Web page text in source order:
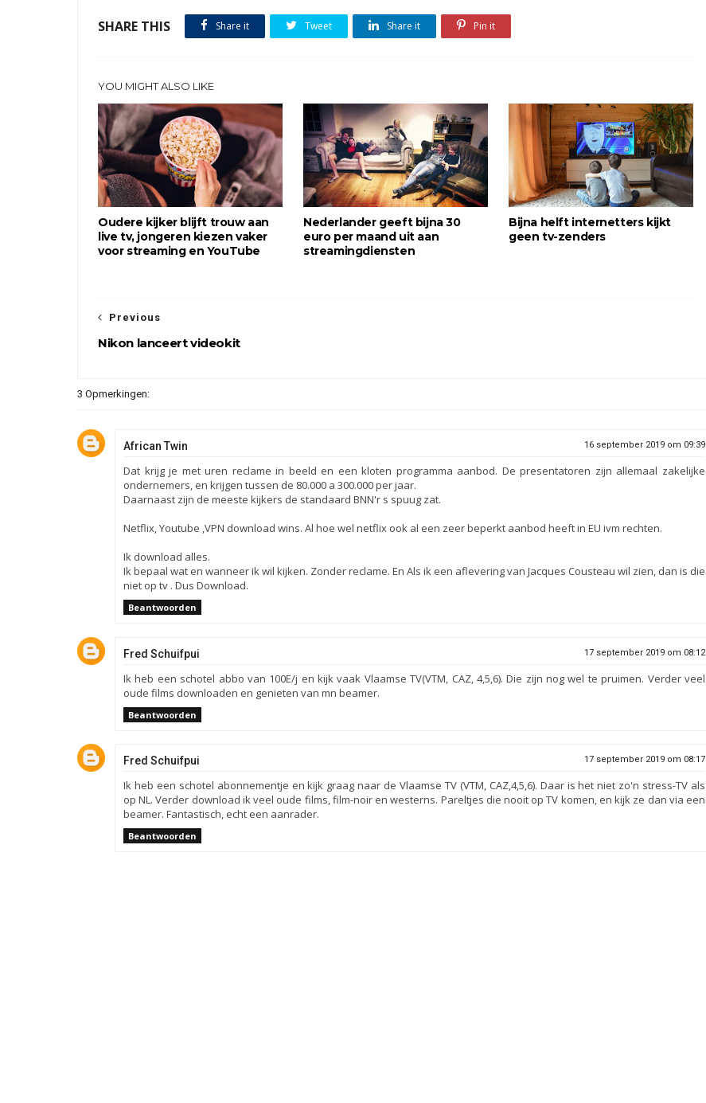
SHARE THIS Share it Tweet Share it Pin it
YOU MIGHT ALSO LIKE
Oudere kijker blijft trouw aan
live tv, jongeren kiezen vaker
voor streaming en YouTube
Nederlander geeft bijna 30
euro per maand uit aan
streamingdiensten
Bijna helft internetters kijkt
geen tv-zenders
Previous
Nikon lanceert videokit
3 Opmerkingen:
African Twin 16 september 2019 om 09:39
Dat krijg je met uren reclame in beeld en een kloten programma aanbod. De presentatoren zijn allemaal zakelijke
ondernemers, en krijgen tussen de 80.000 a 300.000 per jaar.
Daarnaast zijn de meeste kijkers de standaard BNN'r s spuug zat.
Netflix, Youtube ,VPN download wins. Al hoe wel netflix ook al een zeer beperkt aanbod heeft in EU ivm rechten.
Ik download alles.
Ik bepaal wat en wanneer ik wil kijken. Zonder reclame. En Als ik een aflevering van Jacques Cousteau wil zien, dan is die
niet op tv . Dus Download.
Beantwoorden
Fred Schuifpui 17 september 2019 om 08:12
Ik heb een schotel abbo van 100E/j en kijk vaak Vlaamse TV(VTM, CAZ, 4,5,6). Die zijn nog wel te pruimen. Verder veel
oude films downloaden en genieten van mn beamer.
Beantwoorden
Fred Schuifpui 17 september 2019 om 08:17
Ik heb een schotel abonnementje en kijk graag naar de Vlaamse TV (VTM, CAZ,4,5,6). Daar is het niet zo'n stress-TV als
op NL. Verder download ik veel oude films, film-noir en westerns. Pareltjes die nooit op TV komen, en kijk ze dan via een
beamer. Fantastisch, echt een aanrader.
Beantwoorden